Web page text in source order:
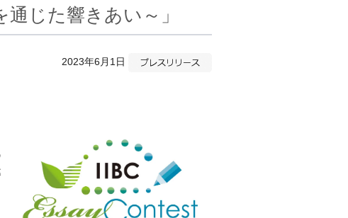
じた響きあい～」
2023年6月1日